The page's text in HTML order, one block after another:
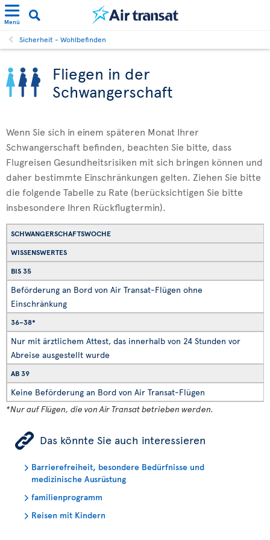
Menü
Sicherheit - Wohlbefinden
Fliegen in der
Schwangerschaft
Wenn Sie sich in einem späteren Monat Ihrer
Schwangerschaft befinden, beachten Sie bitte, dass
Flugreisen Gesundheitsrisiken mit sich bringen können und
daher bestimmte Einschränkungen gelten. Ziehen Sie bitte
die folgende Tabelle zu Rate (berücksichtigen Sie bitte
insbesondere Ihren Rückflugtermin).
SCHWANGERSCHAFTSWOCHE
WISSENSWERTES
BIS 35
Beförderung an Bord von Air Transat-Flügen ohne
Einschränkung
36–38*
Nur mit ärztlichem Attest, das innerhalb von 24 Stunden vor
Abreise ausgestellt wurde
AB 39
Keine Beförderung an Bord von Air Transat-Flügen
*Nur auf Flügen, die von Air Transat betrieben werden.
ÿ Das könnte Sie auch interessieren
Barrierefreiheit, besondere Bedürfnisse und
medizinische Ausrüstung
familienprogramm
Reisen mit Kindern